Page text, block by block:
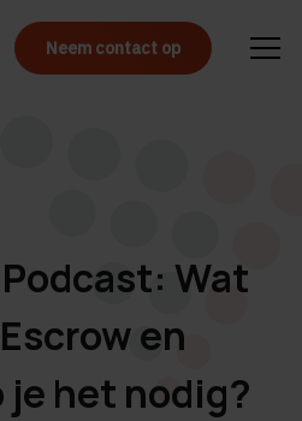
Neem contact op
Wat
en
je het nodig?